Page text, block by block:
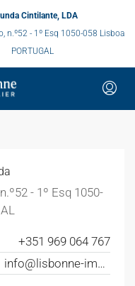
Cintilante, LDA
n.º52 - 1º Esq 1050-058 Lisboa
PORTUGAL
- 1º Esq 1050-
+351 969 064 767
info@lisbonne-immobilier.com